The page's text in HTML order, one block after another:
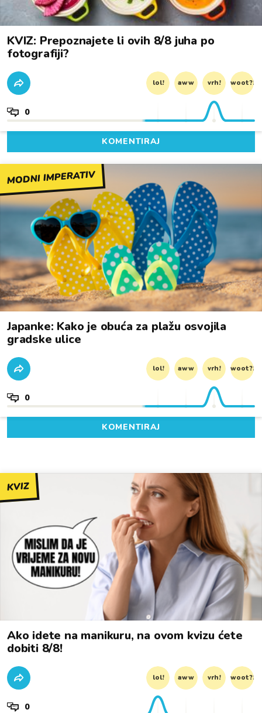
KVIZ: Prepoznajete li ovih 8/8 juha po
fotografiji?
lol! aww vrh! woot?!
0
KOMENTIRAJ
MODNI IMPERATIV
Japanke: Kako je obuća za plažu osvojila
gradske ulice
lol! aww vrh! woot?!
0
KOMENTIRAJ
KVIZ
Ako idete na manikuru, na ovom kvizu ćete
dobiti 8/8!
lol! aww vrh! woot?!
0